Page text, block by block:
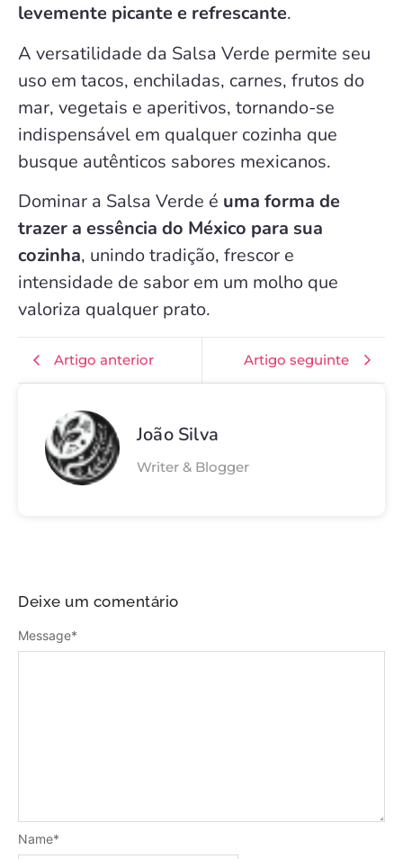
levemente picante e refrescante.
A versatilidade da Salsa Verde permite seu
uso em tacos, enchiladas, carnes, frutos do
mar, vegetais e aperitivos, tornando-se
indispensável em qualquer cozinha que
busque autênticos sabores mexicanos.
Dominar a Salsa Verde é uma forma de
trazer a essência do México para sua
cozinha, unindo tradição, frescor e
intensidade de sabor em um molho que
valoriza qualquer prato.
Artigo anterior Artigo seguinte
João Silva
Writer & Blogger
Deixe um comentário
Message*
Name*